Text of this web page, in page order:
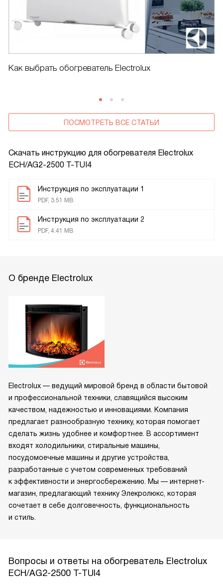
Скачать инструкцию для обогревателя Electrolux
ECH/AG2-2500 T-TUI4
Инструкция по эксплуатации 1
PDF, 3.51 MB
Инструкция по эксплуатации 2
PDF, 4.41 MB
Как выбрать обогреватель Electrolux
ПОСМОТРЕТЬ ВСЕ СТАТЬИ
О бренде Electrolux
Electrolux — ведущий мировой бренд в области бытовой
и профессиональной техники, славящийся высоким
качеством, надежностью и инновациями. Компания
предлагает разнообразную технику, которая помогает
сделать жизнь удобнее и комфортнее. В ассортимент
входят холодильники, стиральные машины,
посудомоечные машины и другие устройства,
разработанные с учетом современных требований
к эффективности и энергосбережению. Мы — интернет-
магазин, предлагающий технику Элекролюкс, которая
сочетает в себе долговечность, функциональность
и стиль.
Вопросы и ответы на обогреватель Electrolux
ECH/AG2-2500 T-TUI4